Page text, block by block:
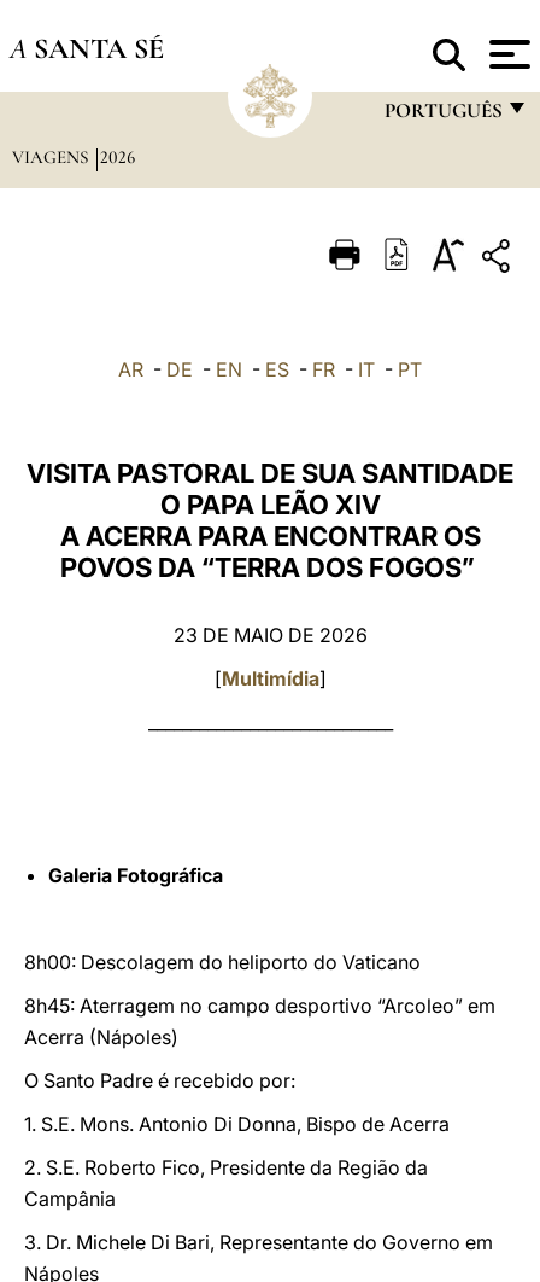
A SANTA SÉ
PORTUGUÊS
ITALIANO
العربيّة
中文
LATINE
VIAGENS 2026
AR - DE - EN - ES - FR - IT - PT
VISITA PASTORAL DE SUA SANTIDADE
O PAPA LEÃO XIV
A ACERRA PARA ENCONTRAR OS
POVOS DA “TERRA DOS FOGOS”
23 DE MAIO DE 2026
[Multimídia]
Galeria Fotográfica
8h00: Descolagem do heliporto do Vaticano
8h45: Aterragem no campo desportivo “Arcoleo” em
Acerra (Nápoles)
O Santo Padre é recebido por:
1. S.E. Mons. Antonio Di Donna, Bispo de Acerra
2. S.E. Roberto Fico, Presidente da Região da
Campânia
3. Dr. Michele Di Bari, Representante do Governo em
Nápoles